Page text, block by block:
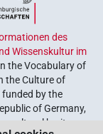
des
Wissenskultur im
the Vocabulary of
the Culture of
funded by the
of Germany,
cultural heritage.